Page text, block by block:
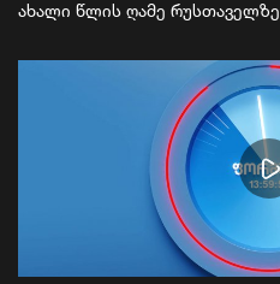
ახალი წლის ღამე რუსთაველზე